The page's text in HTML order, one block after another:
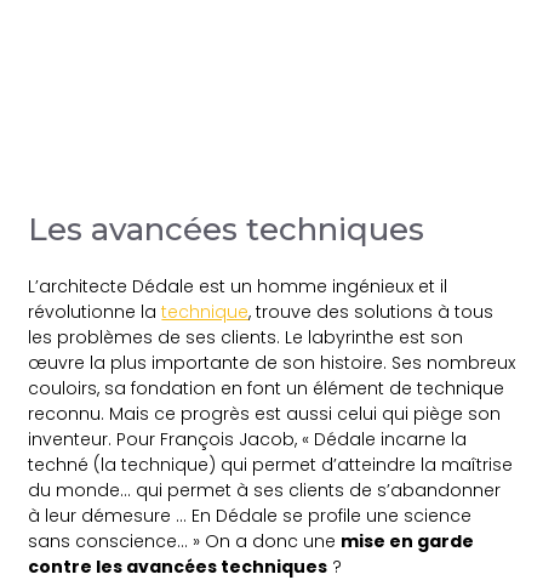
Les avancées techniques
L’architecte Dédale est un homme ingénieux et il
révolutionne latechnique, trouve des solutions à tous
les problèmes de ses clients. Le labyrinthe est son
œuvre la plus importante de son histoire. Ses nombreux
couloirs, sa fondation en font un élément de technique
reconnu. Mais ce progrès est aussi celui qui piège son
inventeur. Pour François Jacob, « Dédale incarne la
techné (la technique) qui permet d’atteindre la maîtrise
du monde… qui permet à ses clients de s’abandonner
à leur démesure … En Dédale se profile une science
sans conscience… » On a donc une mise en garde
contre les avancées techniques ?